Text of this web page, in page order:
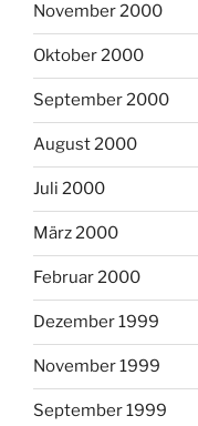
November 2000
Oktober 2000
September 2000
August 2000
Juli 2000
März 2000
Februar 2000
Dezember 1999
November 1999
September 1999